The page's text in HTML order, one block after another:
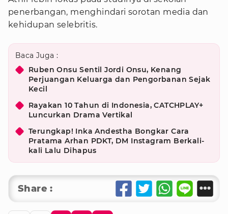
penerbangan, menghindari sorotan media dan
kehidupan selebritis.
Baca Juga :
Ruben Onsu Sentil Jordi Onsu, Kenang
Perjuangan Keluarga dan Pengorbanan Sejak
Kecil
Rayakan 10 Tahun di Indonesia, CATCHPLAY+
Luncurkan Drama Vertikal
Terungkap! Inka Andestha Bongkar Cara
Pratama Arhan PDKT, DM Instagram Berkali-
kali Lalu Dihapus
Share :